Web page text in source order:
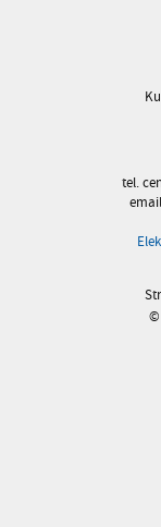
tel.
©